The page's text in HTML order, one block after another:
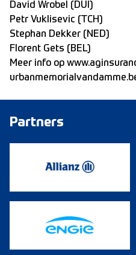
David Wrobel (DUI)
Petr Vuklisevic (TCH)
Stephan Dekker (NED)
Florent Gets (BEL)
Meer info op
Partners